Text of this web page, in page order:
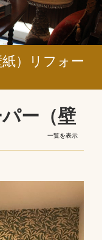
）リフォー
ー（壁
一覧を表示